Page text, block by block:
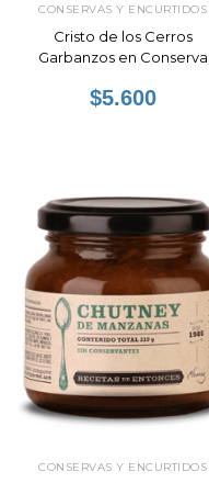
CONSERVAS Y ENCURTIDOS
Cristo de los Cerros
Garbanzos en Conserva
$5.600
CONSERVAS Y ENCURTIDOS